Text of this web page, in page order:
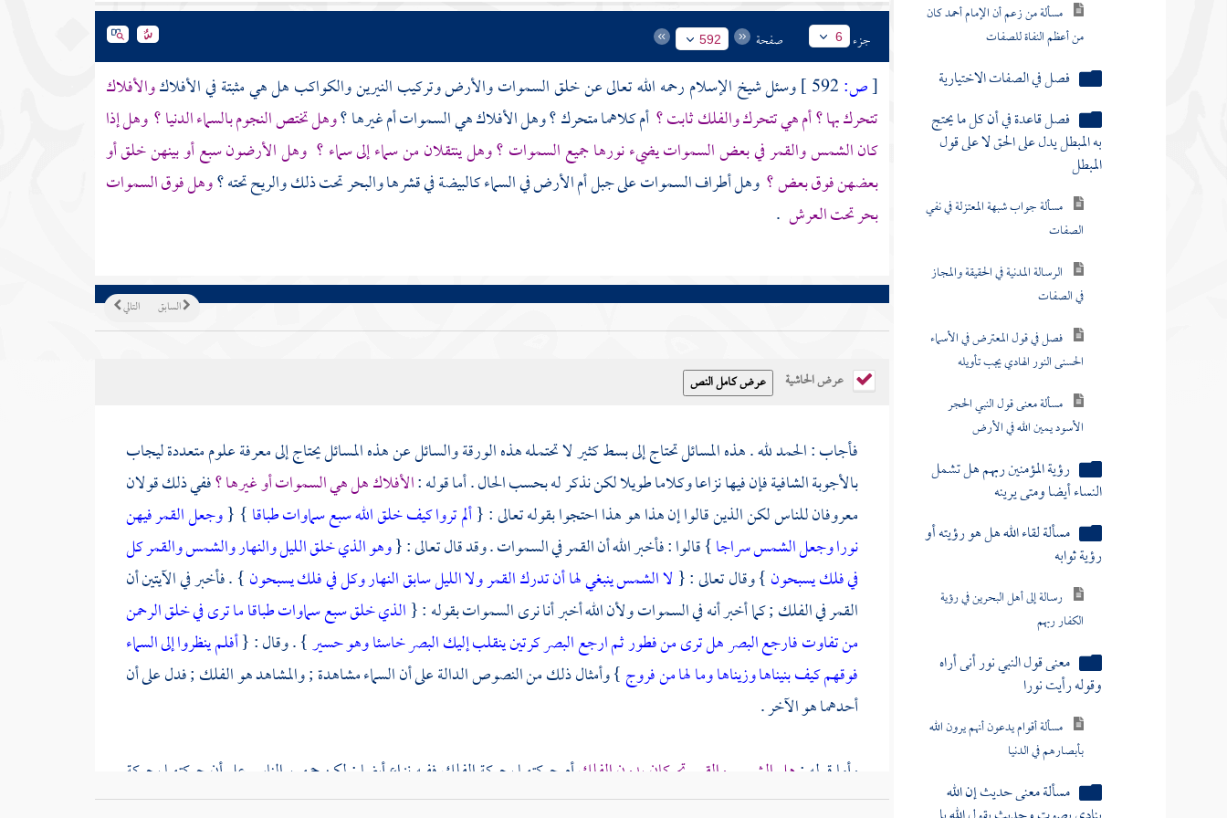
مسألة من زعم أن الإمام أحمد كان
من أعظم النفاة للصفات
فصل في الصفات الاختيارية
فصل قاعدة في أن كل ما يحتج
به المبطل يدل على الحق لا على قول
المبطل
مسألة جواب شبهة المعتزلة في نفي
الصفات
الرسالة المدنية في الحقيقة والمجاز
في الصفات
فصل في قول المعترض في الأسماء
الحسنى النور الهادي يجب تأويله
مسألة معنى قول النبي الحجر
الأسود يمين الله في الأرض
رؤية المؤمنين ربهم هل تشمل
النساء أيضا ومتى يرينه
مسألة لقاء الله هل هو رؤيته أو
رؤية ثوابه
رسالة إلى أهل البحرين في رؤية
الكفار ربهم
معنى قول النبي نور أنى أراه
وقوله رأيت نورا
مسألة أقوام يدعون أنهم يرون الله
بأبصارهم في الدنيا
مسألة معنى حديث إن الله
جزء 6 صفحة 592
[ص: وسئلشيخ الإسلامرحمه الله تعالى عن خلق السموات والأرض وتركيب النيرين والكواكب هل هي مثبتة في الأفلاكوالأفلاك
تتحرك بها ؟ أم هي تتحرك والفلك ثابت ؟ أم كلاهما متحرك ؟ وهل الأفلاك هي السموات أم غيرها ؟وهل تختص النجوم بالسماء الدنيا ؟وهل إذا
كان الشمس والقمر في بعض السموات يضيء نورها جميع السموات ؟ وهل ينتقلان من سماء إلى سماء ؟ وهل الأرضون سبع أو بينهن خلق أو
بعضهن فوق بعض ؟ وهل أطراف السموات على جبل أم الأرض في السماء كالبيضة في قشرها والبحر تحت ذلك والريح تحته ؟وهل فوق السموات
بحر تحت العرش .
التالي السابق
عرض الحاشية
فأجاب : الحمد لله . هذه المسائل تحتاج إلى بسط كثير لا تحتمله هذه الورقة والسائل عن هذه المسائل يحتاج إلى معرفة علوم متعددة ليجاب
بالأجوبة الشافية فإن فيها نزاعا وكلاما طويلا لكن نذكر له بحسب الحال . أما قوله :الأفلاك هل هي السموات أو غيرها ؟ففي ذلك قولان
معروفان للناس لكن الذين قالوا إن هذا هو هذا احتجوا بقوله تعالى : {ألم تروا كيف خلق الله سبع سماوات طباقا} {وجعل القمر فيهن
نورا وجعل الشمس سراجا} قالوا : فأخبر الله أن القمر في السموات . وقد قال تعالى : {وهو الذي خلق الليل والنهار والشمس والقمر كل
في فلك يسبحون} وقال تعالى : {لا الشمس ينبغي لها أن تدرك القمر ولا الليل سابق النهار وكل في فلك يسبحون} . فأخبر في الآيتين أن
القمر في الفلك ; كما أخبر أنه في السموات ولأن الله أخبر أنا نرى السموات بقوله : {الذي خلق سبع سماوات طباقا ما ترى في خلق الرحمن
من تفاوت فارجع البصر هل ترى من فطورثم ارجع البصر كرتين ينقلب إليك البصر خاسئا وهو حسير} . وقال : {أفلم ينظروا إلى السماء
فوقهم كيف بنيناها وزيناها وما لها من فروج} وأمثال ذلك من النصوص الدالة على أن السماء مشاهدة ; والمشاهد هو الفلك ; فدل على أن
أحدهما هو الآخر .
وأما قوله :هل الشمس والقمر تحركان بدون الفلكأم حركتهما بحركة الفلك ففيه نزاع أيضا ; لكن جمهور الناس على أن حركتهما بحركة
الفلك . وأما قوله تعالى {كل في فلك يسبحون} فلا يمنع أن يكون ما ذكره من أنهم يسبحون تابعا لحركة الفلك كما في الليل والنهار فإن